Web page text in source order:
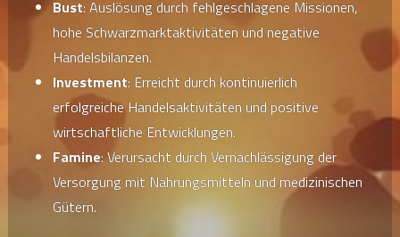
Bust: Auslösung durch fehlgeschlagene Missionen,
hohe Schwarzmarktaktivitäten und negative
Handelsbilanzen.
Investment: Erreicht durch kontinuierlich
erfolgreiche Handelsaktivitäten und positive
wirtschaftliche Entwicklungen.
Famine: Verursacht durch Vernachlässigung der
Versorgung mit Nahrungsmitteln und medizinischen
Gütern.